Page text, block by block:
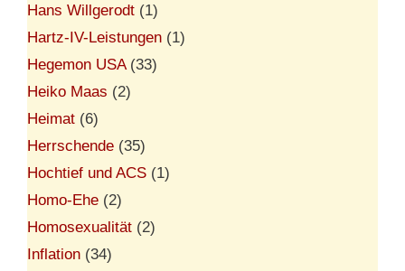
Hans Willgerodt (1)
Hartz-IV-Leistungen (1)
Hegemon USA(33)
Heiko Maas (2)
Heimat (6)
Herrschende (35)
Hochtief und ACS (1)
Homo-Ehe (2)
Homosexualität (2)
Inflation (34)